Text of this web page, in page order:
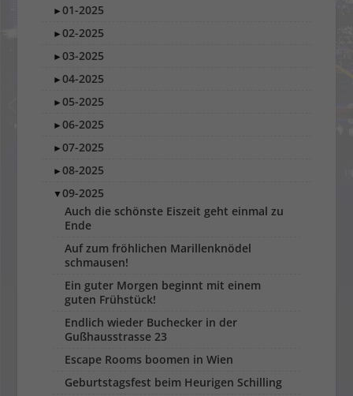
►01-2025
►02-2025
►03-2025
►04-2025
►05-2025
►06-2025
►07-2025
►08-2025
▼09-2025
Auch die schönste Eiszeit geht einmal zu
Ende
Auf zum fröhlichen Marillenknödel
schmausen!
Ein guter Morgen beginnt mit einem
guten Frühstück!
Endlich wieder Buchecker in der
Gußhausstrasse 23
Escape Rooms boomen in Wien
Geburtstagsfest beim Heurigen Schilling